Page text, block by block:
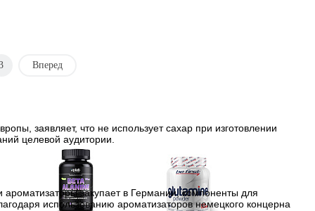
Вперед
заявляет, что не использует сахар при изготовлении
целевой аудитории.
закупает в Германии, компоненты для
использованию ароматизаторов немецкого концерна